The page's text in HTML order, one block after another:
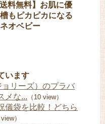
送料無料】お肌に優
もピカピカになる
オベビー
います
ョリーズ）のプラバ
メな... （10 view）
儀袋を比較！どちら
view）